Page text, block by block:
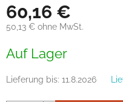
60,16 €
50,13 € ohne MwSt.
Auf Lager
Lieferung bis: 11.8.2026